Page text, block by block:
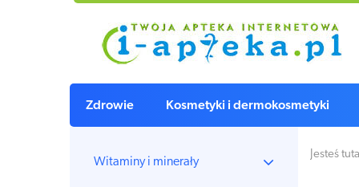
Zdrowie Kosmetyki i dermokosmetyki
Witaminy i minerały
Jesteś